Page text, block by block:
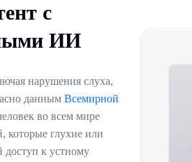
с
ИИ
нарушения слуха,
данным Всемирной
во всем мире
которые глухие или
доступ к устному